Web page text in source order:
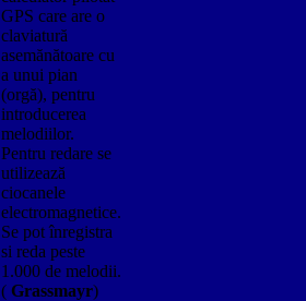
GPS care are o
claviatură
asemănătoare cu
a unui pian
(orgă), pentru
introducerea
melodiilor.
Pentru redare se
utilizează
ciocanele
electromagnetice.
Se pot înregistra
si reda peste
1.000 de melodii.
( Grassmayr)